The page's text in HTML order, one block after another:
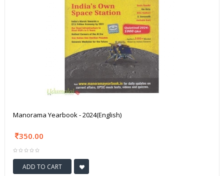
Manorama Yearbook - 2024(English)
350.00
ADD TO CART